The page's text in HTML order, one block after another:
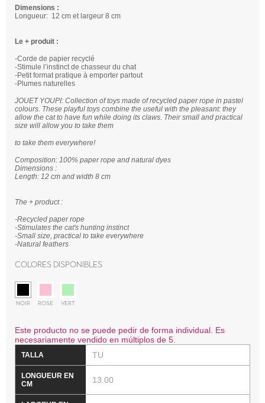
Dimensions :
Longueur: 12 cm et largeur 8 cm
Le + produit :
-Corde de papier recyclé
-Stimule l’instinct de chasseur du chat
-Petit format pratique à emporter partout
-Plumes naturelles
JOUET YOUPI: Collection of toys made of recycled paper rope in pastel
colours. These playful toys combine the useful with the pleasant: they
allow the cat to have fun while doing its claws. Their small and practical
size will allow you to take them
to take them everywhere!
Composition: 100% paper rope and natural dyes
Dimensions :
Length: 12 cm and width 8 cm
The + product :
-Recycled paper rope
-Stimulates the cat's hunting instinct
-Small size, practical to take everywhere
-Natural feathers
Colores disponibles
NOIR ROSE VERT
Este producto no se puede pedir de forma individual. Es
necesariamente vendido en múltiplos de 5.
TU
13.00